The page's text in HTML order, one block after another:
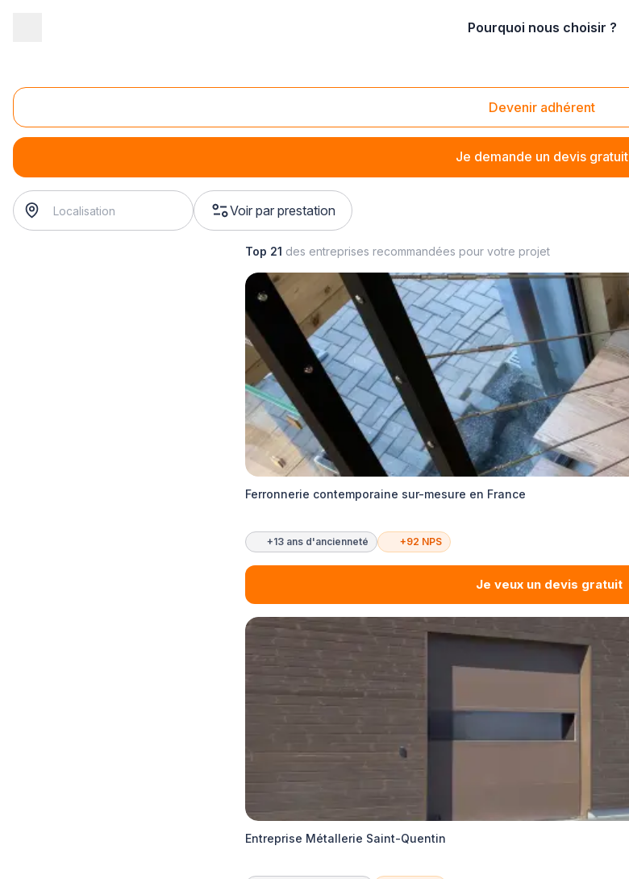
Pourquoi nous choisir ?
Devenir adhérent
Je demande un devis gratuit
Fabrication de ferronnerie d'art en fer forgé
fabrication de ferronnerie d'art en fer forgé
Voir par prestation
Top 21 des entreprises recommandées pour votre projet
Ferronnerie contemporaine sur-mesure en France
+13 ans d'ancienneté +92 NPS
Je veux un devis gratuit
Entreprise Métallerie Saint-Quentin